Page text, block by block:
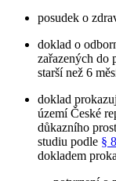
posudek o
doklad o
zařazených do
starší než 6
doklad
území České
důkazního
studiu podle §
dokladem